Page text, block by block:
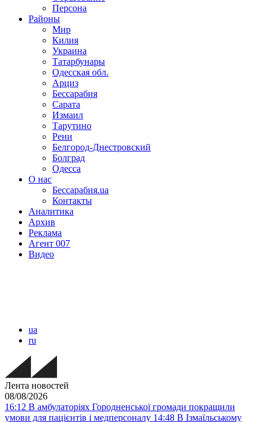
Персона
Районы
Мир
Килия
Украина
Татарбунары
Одесская обл.
Арциз
Бессарабия
Сарата
Измаил
Тарутино
Рени
Белгород-Днестровский
Болград
Одесса
О нас
Бессарабия.ua
Контакты
Аналитика
Архив
Реклама
Агент 007
Видео
ua
ru
Лента новостей
08/08/2026
16:12 В амбулаторіях Городненської громади покращили
умови для пацієнтів і медперсоналу 14:48 В Ізмаїльському